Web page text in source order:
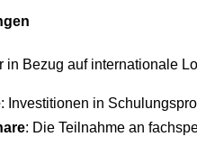
in Bezug auf internationale
: Investitionen in
: Die Teilnahme an